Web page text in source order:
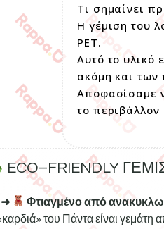
Τι σημαίνει
Η γέμιση του
PET.
Αυτό το υλικό
ακόμη και των
Αποφασίσαμε
το
ECO–FRIENDLY
➜
Φτιαγμένο από
του Πάντα είναι